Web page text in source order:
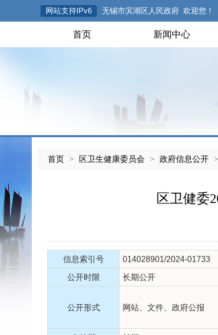
网站支持IPv6 无锡市滨湖区人民政府 欢迎您！
首页 新闻中心
首页 > 区卫生健康委员会 > 政府信息公开 >
区卫健委
信息索引号 014028901/2024-01733
公开时限 长期公开
公开形式 网站、文件、政府公报